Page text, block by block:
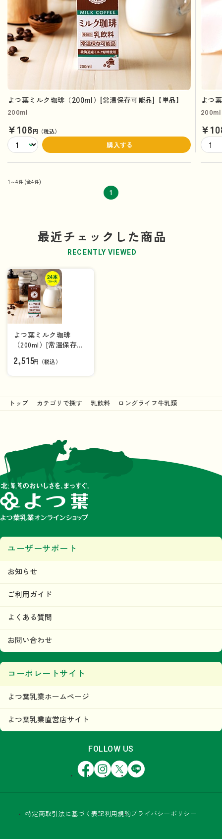
よつ葉ミルク珈琲（200ml）[常温保存可能品]【単品】
200ml
¥108円（税込）
購入する
よつ
200ml
1～4件 (全4件)
1
最近チェックした商品
RECENTLY VIEWED
よつ葉ミルク珈琲
（200ml）[常温保存可
ス）
2,515円（税込）
トップ カテゴリで探す 乳飲料 ロングライフ牛乳類
ユーザーサポート
お知らせ
ご利用ガイド
よくある質問
お問い合わせ
コーポレートサイト
よつ葉乳業ホームページ
よつ葉乳業直営店サイト
FOLLOW US
FacebookInstagram
X LINE
特定商取引法に基づく表記利用規約 プライバシーポリシー